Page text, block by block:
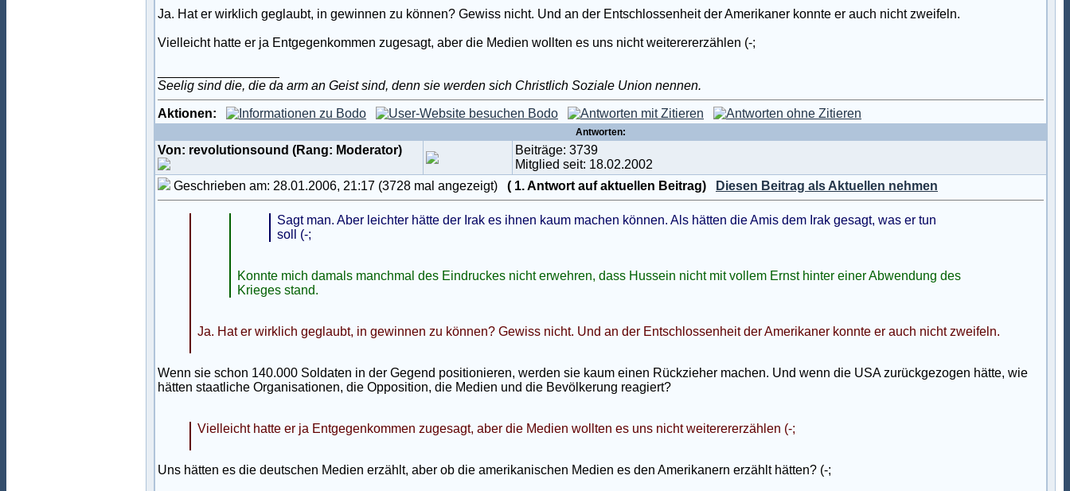
Ja. Hat er wirklich geglaubt, in gewinnen zu können? Gewiss nicht. Und an der Entschlossenheit der Amerikaner konnte er auch nicht zweifeln.
Vielleicht hatte er ja Entgegenkommen zugesagt, aber die Medien wollten es uns nicht weiterererzählen (-;
Seelig sind die, die da arm an Geist sind, denn sie werden sich Christlich Soziale Union nennen.
Aktionen:
Antworten:
Von: revolutionsound (Rang: Moderator)
Beiträge: 3739
Mitglied seit: 18.02.2002
Geschrieben am: 28.01.2006, 21:17 (3728 mal angezeigt) ( 1. Antwort auf aktuellen Beitrag) Diesen Beitrag als Aktuellen nehmen
Sagt man. Aber leichter hätte der Irak es ihnen kaum machen können. Als hätten die Amis dem Irak gesagt, was er tun
soll (-;
Konnte mich damals manchmal des Eindruckes nicht erwehren, dass Hussein nicht mit vollem Ernst hinter einer Abwendung des
Krieges stand.
Ja. Hat er wirklich geglaubt, in gewinnen zu können? Gewiss nicht. Und an der Entschlossenheit der Amerikaner konnte er auch nicht zweifeln.
Wenn sie schon 140.000 Soldaten in der Gegend positionieren, werden sie kaum einen Rückzieher machen. Und wenn die USA zurückgezogen hätte, wie
hätten staatliche Organisationen, die Opposition, die Medien und die Bevölkerung reagiert?
Vielleicht hatte er ja Entgegenkommen zugesagt, aber die Medien wollten es uns nicht weiterererzählen (-;
Uns hätten es die deutschen Medien erzählt, aber ob die amerikanischen Medien es den Amerikanern erzählt hätten? (-;